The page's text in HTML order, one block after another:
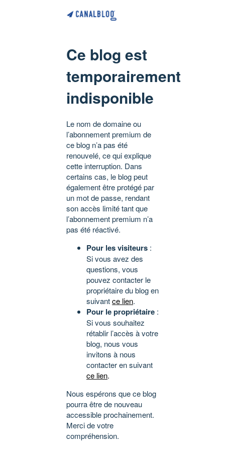
Ce blog est
temporairement
indisponible
Le nom de domaine ou
l’abonnement premium de
ce blog n’a pas été
renouvelé, ce qui explique
cette interruption. Dans
certains cas, le blog peut
également être protégé par
un mot de passe, rendant
son accès limité tant que
l’abonnement premium n’a
pas été réactivé.
Pour les visiteurs :
Si vous avez des
questions, vous
pouvez contacter le
propriétaire du blog en
suivantce lien.
Pour le propriétaire :
Si vous souhaitez
rétablir l’accès à votre
blog, nous vous
invitons à nous
contacter en suivant
ce lien.
Nous espérons que ce blog
pourra être de nouveau
accessible prochainement.
Merci de votre
compréhension.